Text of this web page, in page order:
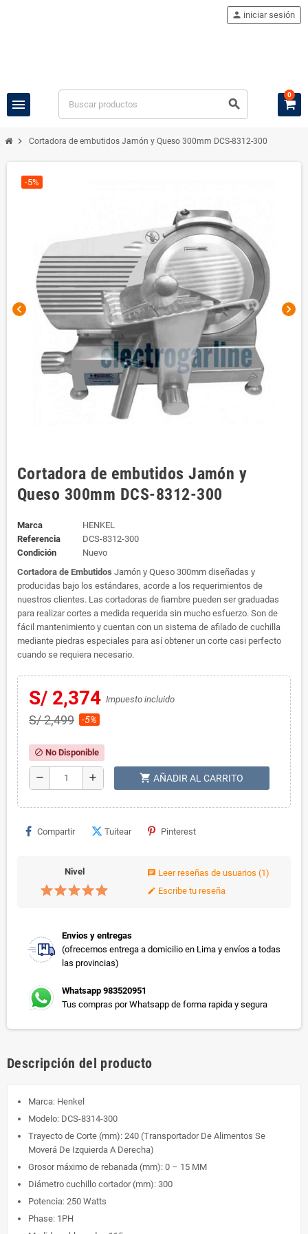
menu search
person iniciar sesión
0
chevron_right Cortadora de embutidos Jamón y Queso 300mm DCS-8312-300
chevron_left chevron_right
-5%
Cortadora de embutidos Jamón y
Queso 300mm DCS-8312-300
Marca
HENKEL
Referencia
DCS-8312-300
Condición
Nuevo
Cortadora de Embutidos Jamón y Queso 300mm diseñadas y
producidas bajo los estándares, acorde a los requerimientos de
nuestros clientes. Las cortadoras de fiambre pueden ser graduadas
para realizar cortes a medida requerida sin mucho esfuerzo. Son de
fácil mantenimiento y cuentan con un sistema de afilado de cuchilla
mediante piedras especiales para así obtener un corte casi perfecto
cuando se requiera necesario.
S/ 2,374 Impuesto incluido
S/ 2,499 -5%
block No Disponible
remove add shopping_cart AÑADIR AL CARRITO
Compartir Tuitear Pinterest
Nivel chat Leer reseñas de usuarios (1)
edit Escribe tu reseña
Envios y entregas
(ofrecemos entrega a domicilio en Lima y envíos a todas
las provincias)
Whatsapp 983520951
Tus compras por Whatsapp de forma rapida y segura
Descripción del producto
Marca: Henkel
Modelo: DCS-8314-300
Trayecto de Corte (mm): 240 (Transportador De Alimentos Se
Moverá De Izquierda A Derecha)
Grosor máximo de rebanada (mm): 0 – 15 MM
Diámetro cuchillo cortador (mm): 300
Potencia: 250 Watts
Phase: 1PH